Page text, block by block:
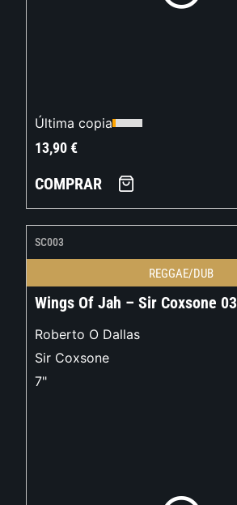
Última copia
13,90€
COMPRAR
SC003
REGGAE/DUB
Wings Of Jah – Sir Coxsone 03
Roberto O Dallas
Sir Coxsone
7"